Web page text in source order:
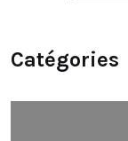
Catégories